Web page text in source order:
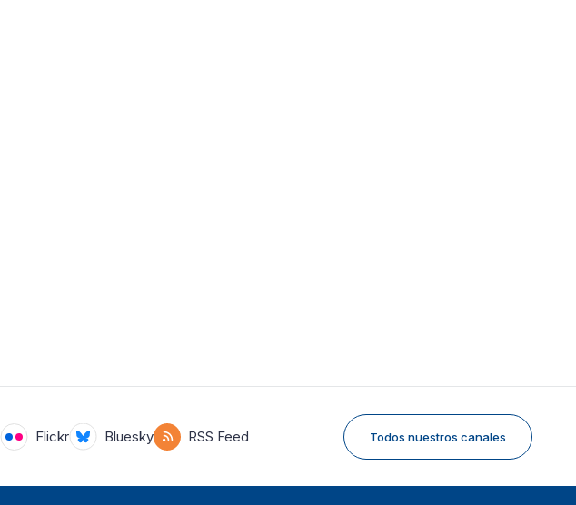
Flickr Bluesky RSS Feed Todos nuestros canales